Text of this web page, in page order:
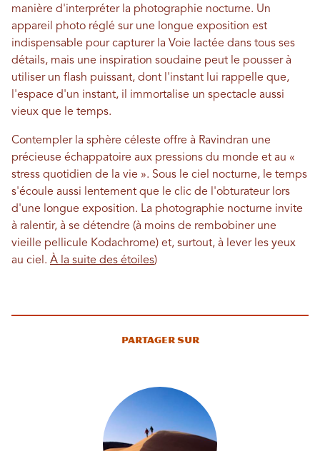
manière d'interpréter la photographie nocturne. Un
appareil photo réglé sur une longue exposition est
indispensable pour capturer la Voie lactée dans tous ses
détails, mais une inspiration soudaine peut le pousser à
utiliser un flash puissant, dont l'instant lui rappelle que,
l'espace d'un instant, il immortalise un spectacle aussi
vieux que le temps.
Contempler la sphère céleste offre à Ravindran une
précieuse échappatoire aux pressions du monde et au «
stress quotidien de la vie ». Sous le ciel nocturne, le temps
s'écoule aussi lentement que le clic de l'obturateur lors
d'une longue exposition. La photographie nocturne invite
à ralentir, à se détendre (à moins de rembobiner une
vieille pellicule Kodachrome) et, surtout, à lever les yeux
au ciel. À la suite des étoiles)
Partager sur